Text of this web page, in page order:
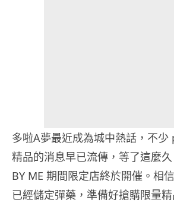
多啦A夢最近成為城中熱話，不
精品的消息早已流傳，等了這麼
BY ME 期間限定店終於開催。相
已經儲定彈藥，準備好搶購限量